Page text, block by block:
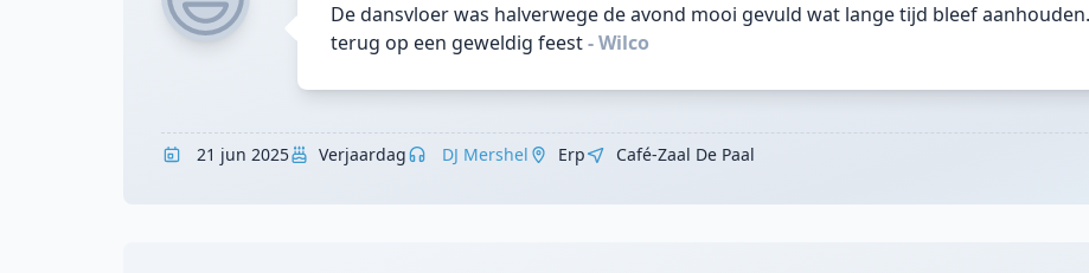
De dansvloer was halverwege de avond mooi gevuld wat lange tijd bleef
terug op een geweldig feest- Wilco
21 jun 2025 Verjaardag DJ Mershel Erp Café-Zaal De Paal